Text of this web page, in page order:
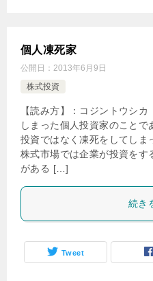
個人凍死家
公開日： 2013年6月9日
株式投資
【読み方】：コジントウシ
しまった個人投資家のこと
投資ではなく凍死をしてしま
株式市場では企業が投資をす
がある […]
続き
Tweet